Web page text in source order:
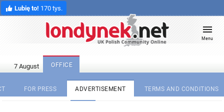
Lubię to! 170 tys.
Menu
OFFICE
FOR PRESS ADVERTISEMENT TERMS AND CONDITIONS